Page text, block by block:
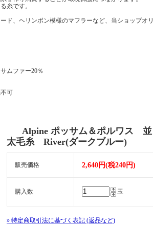
糸です。
ド、ヘリンボン模様のマフラーなど、当ショップオリ
ムファー20％
可
Alpine ポッサム＆ポルワス 並
太毛糸 River(ダークブルー)
販売価格 2,640円(税240円)
購入数 玉
» 特定商取引法に基づく表記 (返品など)